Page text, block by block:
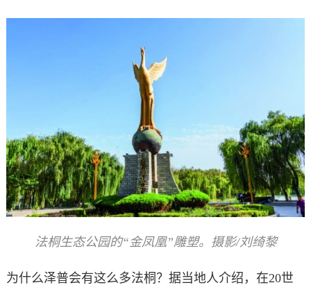
法桐生态公园的“金凤凰”雕塑。摄影/刘绮黎
为什么泽普会有这么多法桐？据当地人介绍，在20世